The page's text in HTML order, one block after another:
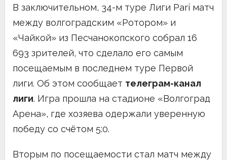
В заключительном, 34-м туре Лиги Pari матч
между волгоградским «Ротором» и
«Чайкой» из Песчанокопского собрал 16
693 зрителей, что сделало его самым
посещаемым в последнем туре Первой
лиги. Об этом сообщает телеграм-канал
лиги. Игра прошла на стадионе «Волгоград
Арена», где хозяева одержали уверенную
победу со счётом 5:0.
Вторым по посещаемости стал матч между